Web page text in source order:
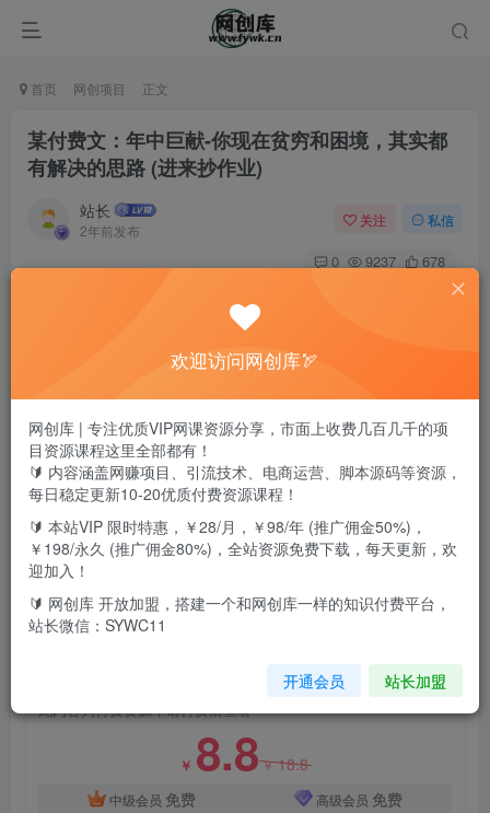
首页 网创项目 正文
某付费文：年中巨献-你现在贫穷和困境，其实都
有解决的思路 (进来抄作业)
站长
2年前发布
关注 私信
0 9237 678
严格来说，这是一篇足以改变你命运的文章。或者说，是能
让你打开天眼，知道自己这辈子接下去的正财，到底在哪里
的启蒙正文
某付费文：年中巨献-你现在贫穷和困境，其实都有解决的思路 (进来抄作业)
此内容为付费资源，请付费后查看
￥ 8.8￥18.8
中级会员 免费 高级会员 免费
欢迎访问网创库🏹
网创库 | 专注优质VIP网课资源分享，市面上收费几百几千的项
目资源课程这里全部都有！
🔰 内容涵盖网赚项目、引流技术、电商运营、脚本源码等资源，
每日稳定更新10-20优质付费资源课程！
🔰 本站VIP 限时特惠，￥28/月，￥98/年 (推广佣金50%)，
￥198/永久 (推广佣金80%)，全站资源免费下载，每天更新，欢
迎加入！
🔰 网创库 开放加盟，搭建一个和网创库一样的知识付费平台，
站长微信：SYWC11
开通会员 站长加盟